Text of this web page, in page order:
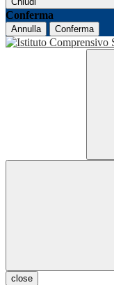
Conferma
Annulla Conferma
close